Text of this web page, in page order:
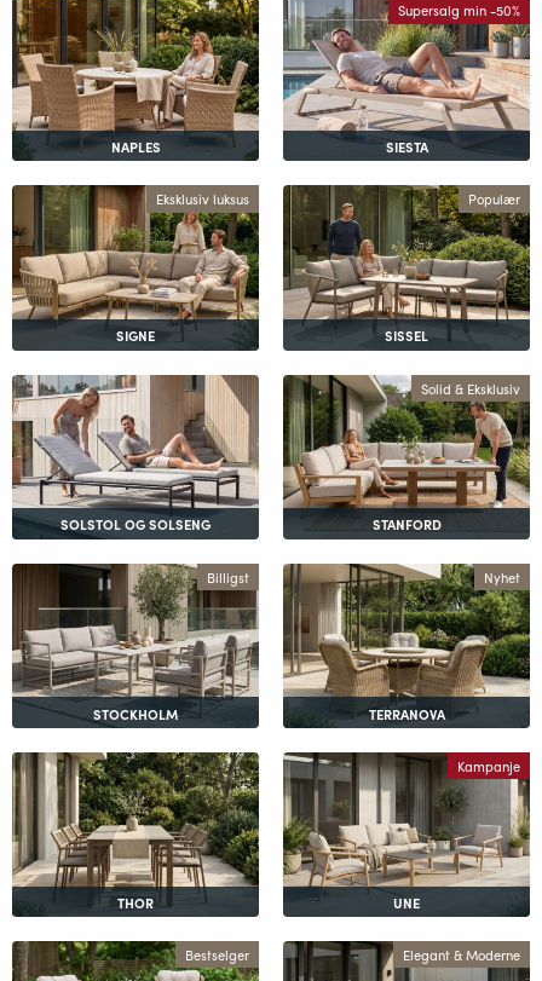
NAPLES
Supersalg min -50%
SIESTA
Eksklusiv luksus
SIGNE
Populær
SISSEL
SOLSTOL OG SOLSENG
Solid & Eksklusiv
STANFORD
Billigst
STOCKHOLM
Nyhet
TERRANOVA
THOR
Kampanje
UNE
Bestselger Elegant & Moderne